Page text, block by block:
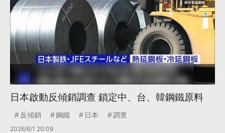
日本啟動反傾銷調查 鎖定中、台、韓鋼鐵原料
反傾銷 鋼鐵 日本 調查
2026/6/1 20:09